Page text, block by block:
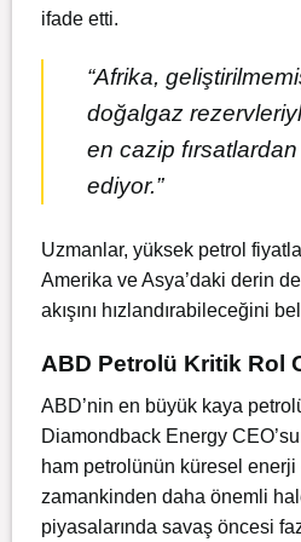
ifade etti.
“Afrika,
doğalgaz
en cazip
ediyor.”
Uzmanlar, yüksek petrol
Amerika ve Asya’daki derin
akışını hızlandırabileceğini
ABD Petrolü Kritik Rol
ABD’nin en büyük kaya
Diamondback Energy
ham petrolünün küresel enerji
zamankinden daha önemli
piyasalarında savaş öncesi